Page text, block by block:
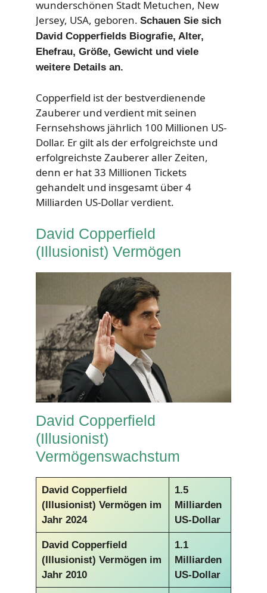
wunderschönen Stadt Metuchen, New
Jersey, USA, geboren. Schauen Sie sich
David Copperfields Biografie, Alter,
Ehefrau, Größe, Gewicht und viele
weitere Details an.
Copperfield ist der bestverdienende
Zauberer und verdient mit seinen
Fernsehshows jährlich 100 Millionen US-
Dollar. Er gilt als der erfolgreichste und
erfolgreichste Zauberer aller Zeiten,
denn er hat 33 Millionen Tickets
gehandelt und insgesamt über 4
Milliarden US-Dollar verdient.
David Copperfield
(Illusionist) Vermögen
David Copperfield
(Illusionist)
Vermögenswachstum
David Copperfield
(Illusionist) Vermögen im
Jahr 2024
1.5
Milliarden
US-Dollar
David Copperfield
(Illusionist) Vermögen im
Jahr 2010
1.1
Milliarden
US-Dollar